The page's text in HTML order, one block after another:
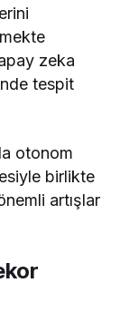
zeka
tespit
otonom
birlikte
artışlar